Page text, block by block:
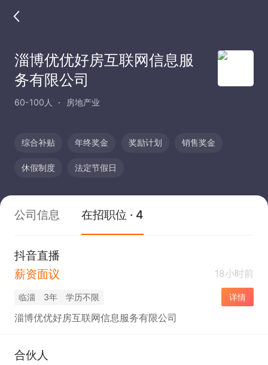
淄博优优好房互联网信息服
务有限公司
60-100人 房地产业
综合补贴 年终奖金 奖励计划 销售奖金
休假制度 法定节假日
公司信息 在招职位 · 4
抖音直播
薪资面议
18小时前
临淄 3年 学历不限 详情
淄博优优好房互联网信息服务有限公司
合伙人